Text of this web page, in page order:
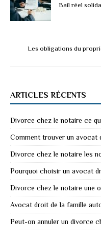
Bail réel
Les obligations du
ARTICLES RÉCENTS
Divorce chez le notaire ce
Comment trouver un avocat
Divorce chez le notaire les
Pourquoi choisir un avocat
Divorce chez le notaire une
Avocat droit de la famille
Peut-on annuler un divorce